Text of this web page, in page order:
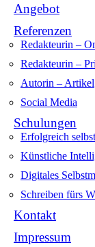
Angebot
Referenzen
Redakteurin –
Redakteurin –
Autorin – Artikel
Social Media
Schulungen
Erfolgreich
Künstliche
Digitales
Schreiben fürs
Kontakt
Impressum